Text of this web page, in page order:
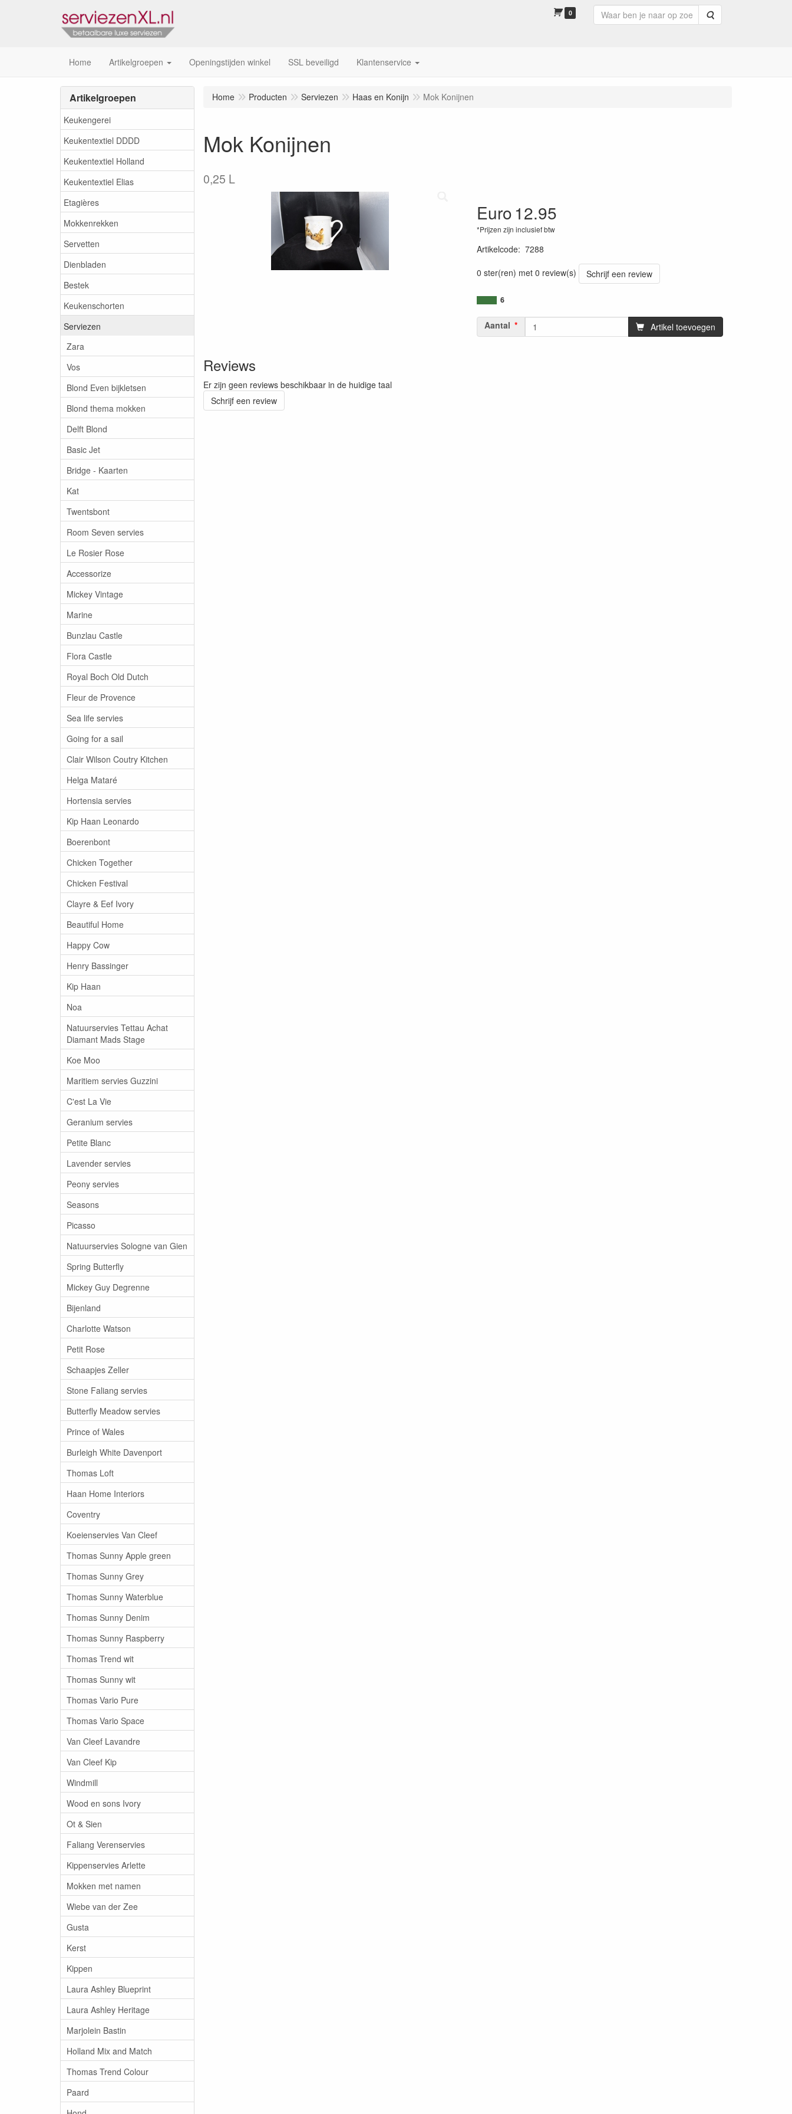
0 Zoeken
Home Artikelgroepen Openingstijden winkel SSL beveiligd Klantenservice
Artikelgroepen
Keukengerei
Keukentextiel DDDD
Keukentextiel Holland
Keukentextiel Elias
Etagières
Mokkenrekken
Servetten
Dienbladen
Bestek
Keukenschorten
Serviezen
Zara
Vos
Blond Even bijkletsen
Blond thema mokken
Delft Blond
Basic Jet
Bridge - Kaarten
Kat
Twentsbont
Room Seven servies
Le Rosier Rose
Accessorize
Mickey Vintage
Marine
Bunzlau Castle
Flora Castle
Royal Boch Old Dutch
Fleur de Provence
Sea life servies
Going for a sail
Clair Wilson Coutry Kitchen
Helga Mataré
Hortensia servies
Kip Haan Leonardo
Boerenbont
Chicken Together
Chicken Festival
Clayre & Eef Ivory
Beautiful Home
Happy Cow
Henry Bassinger
Kip Haan
Noa
Natuurservies Tettau Achat
Diamant Mads Stage
Koe Moo
Maritiem servies Guzzini
C'est La Vie
Geranium servies
Petite Blanc
Lavender servies
Peony servies
Seasons
Picasso
Natuurservies Sologne van Gien
Spring Butterfly
Mickey Guy Degrenne
Bijenland
Charlotte Watson
Petit Rose
Schaapjes Zeller
Stone Faliang servies
Butterfly Meadow servies
Prince of Wales
Burleigh White Davenport
Thomas Loft
Haan Home Interiors
Coventry
Koeienservies Van Cleef
Thomas Sunny Apple green
Thomas Sunny Grey
Thomas Sunny Waterblue
Thomas Sunny Denim
Thomas Sunny Raspberry
Thomas Trend wit
Thomas Sunny wit
Thomas Vario Pure
Thomas Vario Space
Van Cleef Lavandre
Van Cleef Kip
Windmill
Wood en sons Ivory
Ot & Sien
Faliang Verenservies
Kippenservies Arlette
Mokken met namen
Wiebe van der Zee
Gusta
Kerst
Kippen
Laura Ashley Blueprint
Laura Ashley Heritage
Marjolein Bastin
Holland Mix and Match
Thomas Trend Colour
Paard
Home Producten Serviezen Haas en Konijn Mok Konijnen
Mok Konijnen
0,25 L
Euro12.95
*Prijzen zijn inclusief btw
Artikelcode: 7288
0 ster(ren) met 0 review(s)
Schrijf een review
6
Aantal Artikel toevoegen
Reviews
Er zijn geen reviews beschikbaar in de huidige taal
Schrijf een review